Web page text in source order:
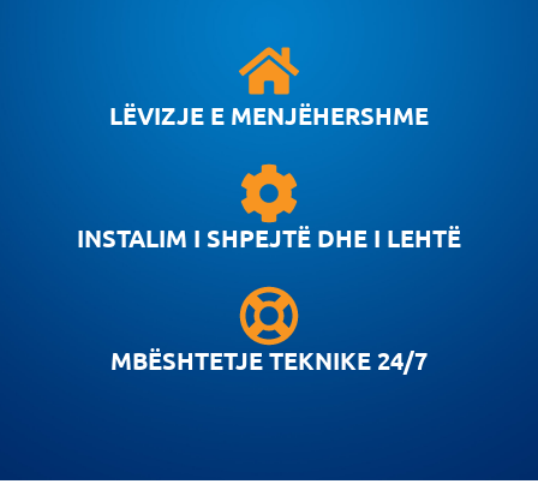
Pagesa e faturave
LËVIZJE E MENJËHERSHME
INSTALIM I SHPEJTË DHE I LEHTË
MBËSHTETJE TEKNIKE 24/7